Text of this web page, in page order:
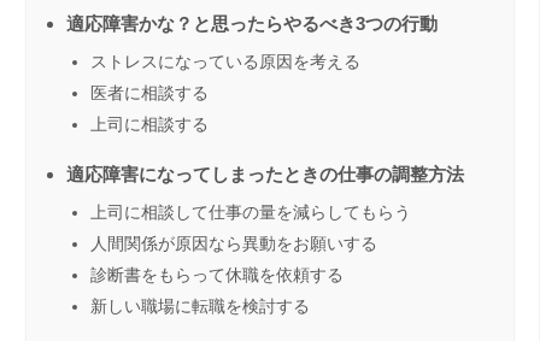
適応障害かな？と思ったらやるべき3つの行動
ストレスになっている原因を考える
医者に相談する
上司に相談する
適応障害になってしまったときの仕事の調整方法
上司に相談して仕事の量を減らしてもらう
人間関係が原因なら異動をお願いする
診断書をもらって休職を依頼する
新しい職場に転職を検討する